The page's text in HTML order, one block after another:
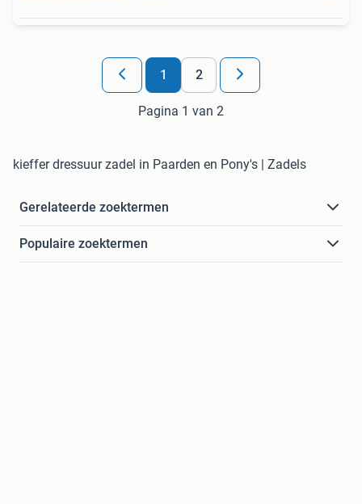
1 2
Pagina 1 van 2
kieffer dressuur zadel in Paarden en Pony's | Zadels
Gerelateerde zoektermen
Populaire zoektermen